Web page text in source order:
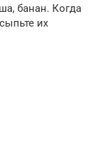
банан. Когда
их